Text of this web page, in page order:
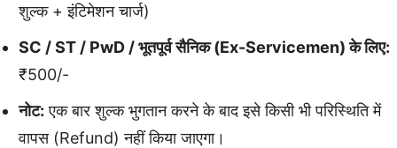
शुल्क + इंटिमेशन चार्ज)
SC / ST / PwD / भूतपूर्व सैनिक (Ex-Servicemen) के लिए:
₹500/-
नोट: एक बार शुल्क भुगतान करने के बाद इसे किसी भी परिस्थिति में
वापस (Refund) नहीं किया जाएगा।